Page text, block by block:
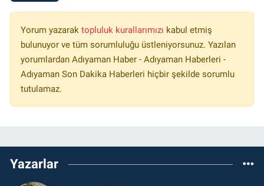
Yorum yazarak topluluk kurallarımızı kabul etmiş
bulunuyor ve tüm sorumluluğu üstleniyorsunuz. Yazılan
yorumlardan Adıyaman Haber - Adıyaman Haberleri -
Adıyaman Son Dakika Haberleri hiçbir şekilde sorumlu
tutulamaz.
Yazarlar